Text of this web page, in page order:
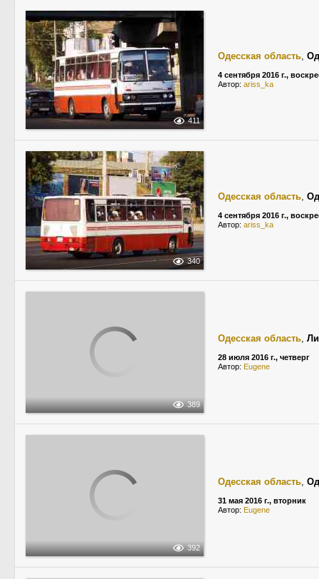
411
Одесская область,
4 сентября 2016 г.,
Автор: ariss_ka
340
Одесская область,
4 сентября 2016 г.,
Автор: ariss_ka
389
Одесская область,
28 июля 2016 г., четверг
Автор: Eugene
392
Одесская область,
31 мая 2016 г., вторник
Автор: Eugene